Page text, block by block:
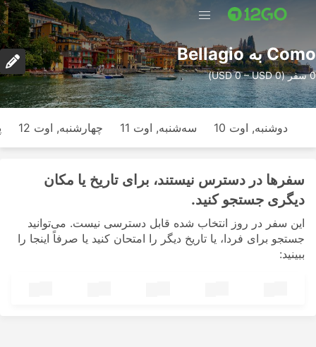
Como به Bellagio
0 سفر (USD 0 – USD 0)
دوشنبه, اوت 10 سه‌شنبه, اوت 11 چهارشنبه, اوت 12
سفرها در دسترس نیستند، برای تاریخ یا مکان
دیگری جستجو کنید.
این سفر در روز انتخاب شده قابل دسترسی نیست. می‌توانید
جستجو برای فردا، یا تاریخ دیگر را امتحان کنید یا صرفاً اینجا را
ببینید: